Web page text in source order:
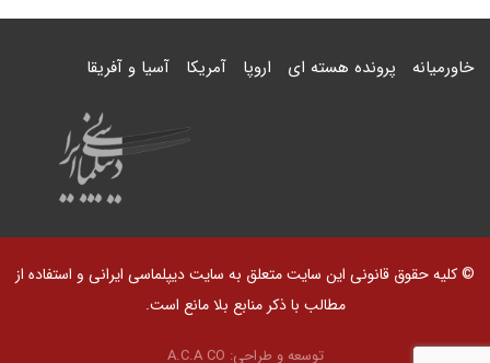
خاورمیانه پرونده هسته ای اروپا آمریکا آسیا و آفریقا
© کلیه حقوق قانونی این سایت متعلق به سایت دیپلماسی ایرانی و استفاده از
مطالب با ذکر منابع بلا مانع است.
توسعه و طراحی: A.C.A CO